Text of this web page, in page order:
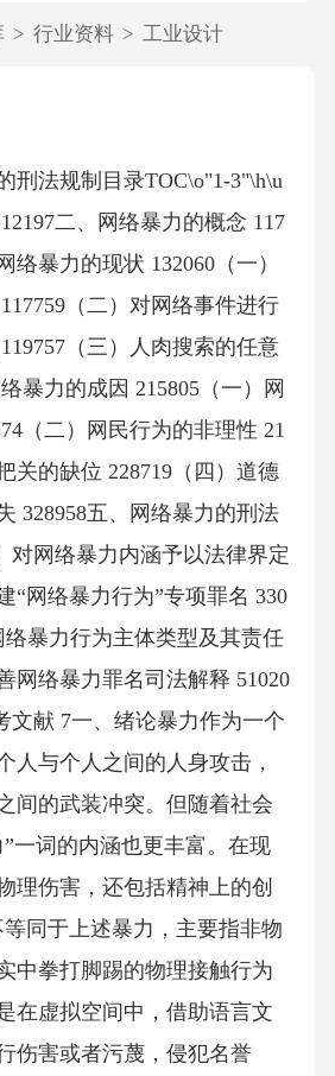
> 行业资料 > 工业设计
刑法规制目录TOC\o"1-3"\h\u
二、网络暴力的概念 117
络暴力的现状 132060（一）
（二）对网络事件进行
（三）人肉搜索的任意
暴力的成因 215805（一）网
（二）网民行为的非理性 21
关的缺位 228719（四）道德
328958五、网络暴力的刑法
对网络暴力内涵予以法律界定
“网络暴力行为”专项罪名 330
络暴力行为主体类型及其责任
网络暴力罪名司法解释 51020
文献 7一、绪论暴力作为一个
人与个人之间的人身攻击，
间的武装冲突。但随着社会
一词的内涵也更丰富。在现
理伤害，还包括精神上的创
同于上述暴力，主要指非物
中拳打脚踢的物理接触行为
在虚拟空间中，借助语言文
伤害或者污蔑，侵犯名誉